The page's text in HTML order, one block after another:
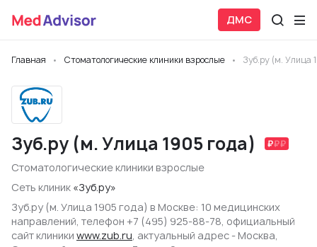
ДМС
Главная Стоматологические клиники взрослые Зуб.ру (м. Улица
Зуб.ру (м. Улица 1905 года)
Стоматологические клиники взрослые
Сеть клиник «Зуб.ру»
Зуб.ру (м. Улица 1905 года) в Москве: 10 медицинских
направлений, телефон +7 (495) 925-88-78, официальный
сайт клиники www.zub.ru, актуальный адрес - Москва,